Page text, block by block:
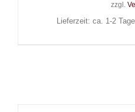
zzgl.
Lieferzeit: ca. 1-2